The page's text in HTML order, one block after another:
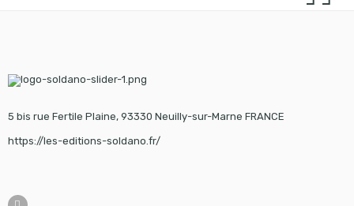
5 bis rue Fertile Plaine, 93330 Neuilly-sur-Marne FRANCE
https://les-editions-soldano.fr/